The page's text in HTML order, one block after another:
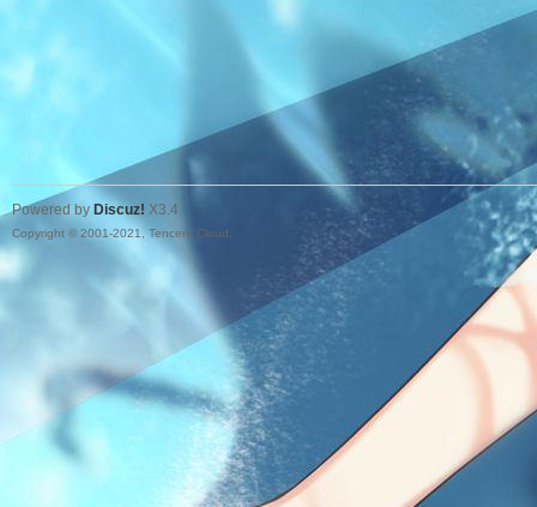
Powered by Discuz! X3.4
Copyright © 2001-2021, Tencent Cloud.